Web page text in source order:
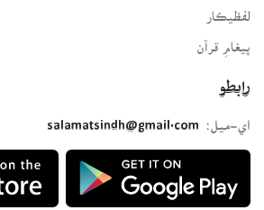
لفظيڪار
پيغامِ قرآن
رابطو
اي-ميل:
salamatsindh@gmail.com